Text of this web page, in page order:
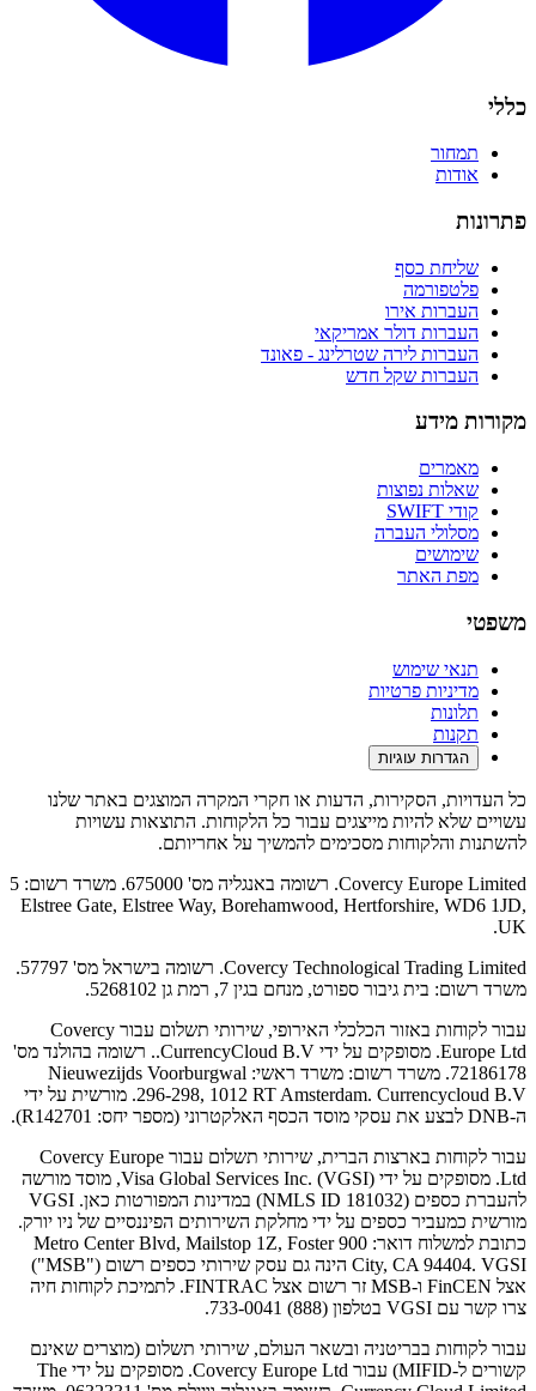
כללי
תמחור
אודות
פתרונות
שליחת כסף
פלטפורמה
העברות אירו
העברות דולר אמריקאי
העברות לירה שטרלינג - פאונד
העברות שקל חדש
מקורות מידע
מאמרים
שאלות נפוצות
קודי SWIFT
מסלולי העברה
שימושים
מפת האתר
משפטי
תנאי שימוש
מדיניות פרטיות
תלונות
תקנות
הגדרות עוגיות
כל העדויות, הסקירות, הדעות או חקרי המקרה המוצגים באתר שלנו
עשויים שלא להיות מייצגים עבור כל הלקוחות. התוצאות עשויות
להשתנות והלקוחות מסכימים להמשיך על אחריותם.
Covercy Europe Limited. רשומה באנגליה מס' 675000. משרד רשום: 5
Elstree Gate, Elstree Way, Borehamwood, Hertforshire, WD6 1JD,
UK.
Covercy Technological Trading Limited. רשומה בישראל מס' 57797.
משרד רשום: בית גיבור ספורט, מנחם בגין 7, רמת גן 5268102.
עבור לקוחות באזור הכלכלי האירופי, שירותי תשלום עבור Covercy
Europe Ltd. מסופקים על ידי CurrencyCloud B.V.. רשומה בהולנד מס'
72186178. משרד רשום: משרד ראשי: Nieuwezijds Voorburgwal
296-298, 1012 RT Amsterdam. Currencycloud B.V. מורשית על ידי
ה-DNB לבצע את עסקי מוסד הכסף האלקטרוני (מספר יחס: R142701).
עבור לקוחות בארצות הברית, שירותי תשלום עבור Covercy Europe
Ltd. מסופקים על ידי Visa Global Services Inc. (VGSI), מוסד מורשה
להעברת כספים (NMLS ID 181032) במדינות המפורטות כאן. VGSI
מורשית כמעביר כספים על ידי מחלקת השירותים הפיננסיים של ניו יורק.
כתובת למשלוח דואר: 900 Metro Center Blvd, Mailstop 1Z, Foster
City, CA 94404. VGSI הינה גם עסק שירותי כספים רשום ("MSB")
אצל FinCEN ו-MSB זר רשום אצל FINTRAC. לתמיכת לקוחות חיה
צרו קשר עם VGSI בטלפון (888) 733-0041.
עבור לקוחות בבריטניה ובשאר העולם, שירותי תשלום (מוצרים שאינם
קשורים ל-MIFID) עבור Covercy Europe Ltd. מסופקים על ידי The